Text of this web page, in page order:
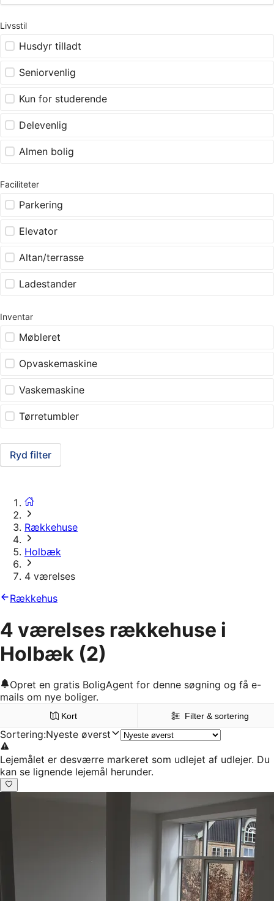
Livsstil
Husdyr tilladt
Seniorvenlig
Kun for studerende
Delevenlig
Almen bolig
Faciliteter
Parkering
Elevator
Altan/terrasse
Ladestander
Inventar
Møbleret
Opvaskemaskine
Vaskemaskine
Tørretumbler
Ryd filter
Rækkehuse
Holbæk
4 værelses
Rækkehus
4 værelses rækkehuse i
Holbæk (2)
Opret en gratis BoligAgent for denne søgning og få e-
mails om nye boliger.
Kort Filter & sortering
Sortering:Nyeste øverst
Lejemålet er desværre markeret som udlejet af udlejer. Du
kan se lignende lejemål herunder.